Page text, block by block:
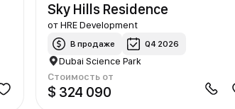
Sky Hills Residence
отHRE Development
В продаже Q4 2026
Dubai Science Park
Стоимость от
$ 324 090